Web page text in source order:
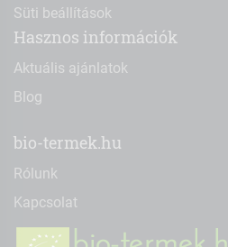
Süti beállítások
Hasznos információk
Aktuális ajánlatok
Blog
bio-termek.hu
Rólunk
Kapcsolat